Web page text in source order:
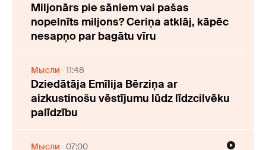
Miljonārs pie sāniem vai pašas
nopelnīts miljons? Ceriņa atklāj, kāpēc
nesapņo par bagātu vīru
Мысли 11:48
Dziedātāja Emīlija Bērziņa ar
aizkustinošu vēstījumu lūdz līdzcilvēku
palīdzību
Мысли 07:00